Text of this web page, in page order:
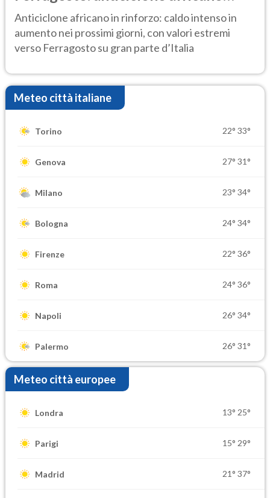
ancora protagonista
Anticiclone africano in rinforzo: caldo intenso in
aumento nei prossimi giorni, con valori estremi
verso Ferragosto su gran parte d’Italia
Meteo città italiane
Torino 22° 33°
Genova 27° 31°
Milano 23° 34°
Bologna 24° 34°
Firenze 22° 36°
Roma 24° 36°
Napoli 26° 34°
Palermo 26° 31°
Meteo città europee
Londra 13° 25°
Parigi 15° 29°
Madrid 21° 37°